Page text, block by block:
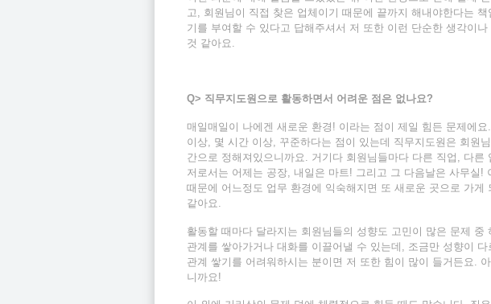
고, 회원님이 직접 찾은 업체이기 때문에 끝까지 해내야한다는
기를 부여할 수 있다고 답해주셔서 저 또한 이런 단순한 생각이
것 같아요.
Q> 직무지도원으로 활동하면서 어려운 점은 없나요?
매일매일이 나에겐 새로운 환경! 이라는 점이 제일 힘든 문제에
이상, 몇 시간 이상, 꾸준하다는 점이 있는데 직무지도원은 회원
간으로 정해져있으니까요. 거기다 회원님들마다 다른 직업, 다른
저로서는 어제는 공장, 내일은 마트! 그리고 그 다음날은 사무실!
때문에 어느정도 업무 환경에 익숙해지면 또 새로운 곳으로 가게
같아요.
활동할 때마다 달라지는 회원님들의 성향도 고민이 많은 문제 중
관계를 쌓아가거나 대화를 이끌어낼 수 있는데, 조금만 성향이
관계 쌓기를 어려워하시는 분이면 저 또한 힘이 많이 들거든요.
니까요!